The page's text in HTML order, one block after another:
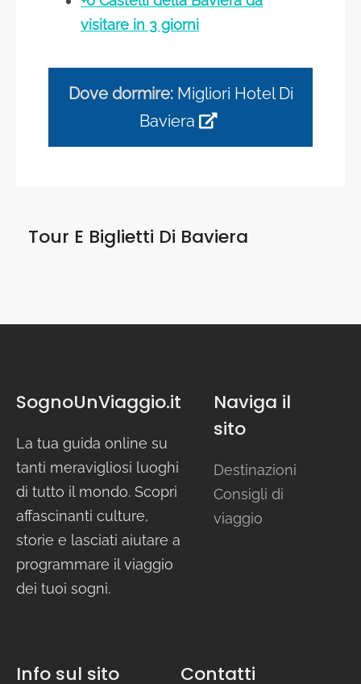
visitare in 3 giorni
Dove dormire: Migliori Hotel Di
Baviera
Tour E Biglietti Di Baviera
SognoUnViaggio.it
La tua guida online su
tanti meravigliosi luoghi
di tutto il mondo. Scopri
affascinanti culture,
storie e lasciati aiutare a
programmare il viaggio
dei tuoi sogni.
Naviga il
sito
Destinazioni
Consigli di
viaggio
Info sul sito Contatti